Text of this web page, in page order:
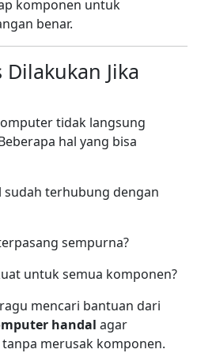
komponen untuk
benar.
Jika
tidak langsung
hal yang bisa
sudah terhubung dengan
sempurna?
untuk semua komponen?
mencari bantuan dari
handal agar
merusak komponen.